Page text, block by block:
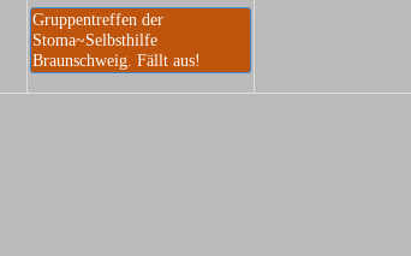
Gruppentreffen der
Stoma~Selbsthilfe
Braunschweig. Fällt aus!